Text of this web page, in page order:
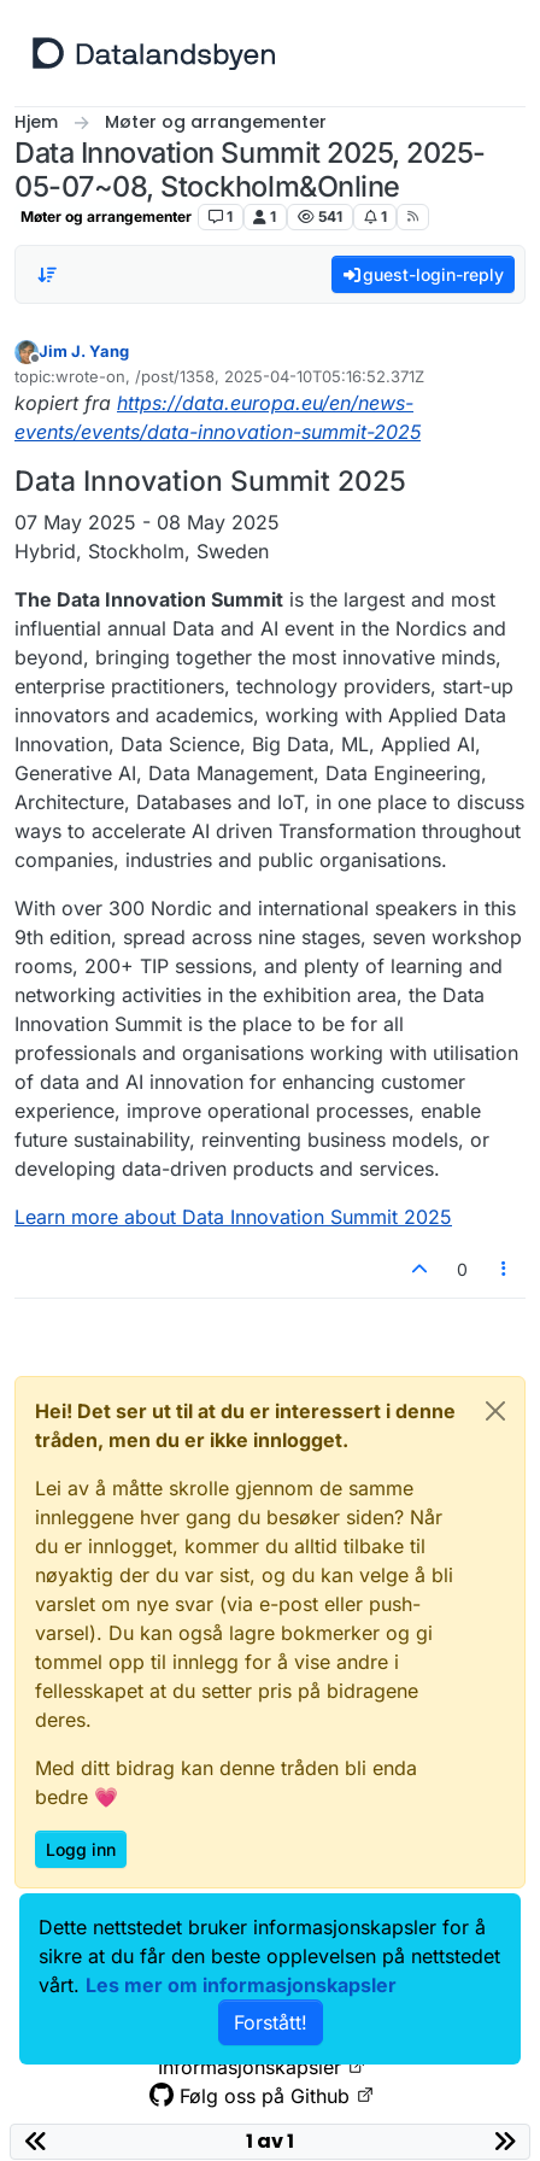
Hjem Møter og arrangementer
Data Innovation Summit 2025, 2025-
05-07~08, Stockholm&Online
Møter og arrangementer 1 1 541 1
guest-login-reply
Frakoblet
Jim J. Yang
topic:wrote-on, /post/1358, 2025-04-10T05:16:52.371Z
Sist endret av
kopiert fra https://data.europa.eu/en/news-
events/events/data-innovation-summit-2025
Data Innovation Summit 2025
07 May 2025 - 08 May 2025
Hybrid, Stockholm, Sweden
The Data Innovation Summit is the largest and most
influential annual Data and AI event in the Nordics and
beyond, bringing together the most innovative minds,
enterprise practitioners, technology providers, start-up
innovators and academics, working with Applied Data
Innovation, Data Science, Big Data, ML, Applied AI,
Generative AI, Data Management, Data Engineering,
Architecture, Databases and IoT, in one place to discuss
ways to accelerate AI driven Transformation throughout
companies, industries and public organisations.
With over 300 Nordic and international speakers in this
9th edition, spread across nine stages, seven workshop
rooms, 200+ TIP sessions, and plenty of learning and
networking activities in the exhibition area, the Data
Innovation Summit is the place to be for all
professionals and organisations working with utilisation
of data and AI innovation for enhancing customer
experience, improve operational processes, enable
future sustainability, reinventing business models, or
developing data-driven products and services.
Learn more about Data Innovation Summit 2025
0
Hei! Det ser ut til at du er interessert i denne
tråden, men du er ikke innlogget.
Lei av å måtte skrolle gjennom de samme
innleggene hver gang du besøker siden? Når
du er innlogget, kommer du alltid tilbake til
nøyaktig der du var sist, og du kan velge å bli
varslet om nye svar (via e-post eller push-
varsel). Du kan også lagre bokmerker og gi
tommel opp til innlegg for å vise andre i
fellesskapet at du setter pris på bidragene
deres.
Med ditt bidrag kan denne tråden bli enda
bedre 💗
Logg inn
Data.norge.no
Kontakt oss
Samtykke og brukervilkår
Tilgjengelighetserklæring
Personvernerklæring
Informasjonskapsler
Følg oss på Github
1 av 1
Dette nettstedet bruker informasjonskapsler for å
sikre at du får den beste opplevelsen på nettstedet
vårt. Les mer om informasjonskapsler
Forstått!